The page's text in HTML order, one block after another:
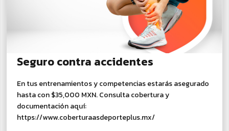
Seguro contra accidentes
En tus entrenamientos y competencias estarás asegurado
hasta con $35,000 MXN. Consulta cobertura y
documentación aquí:
https://www.coberturaasdeporteplus.mx/